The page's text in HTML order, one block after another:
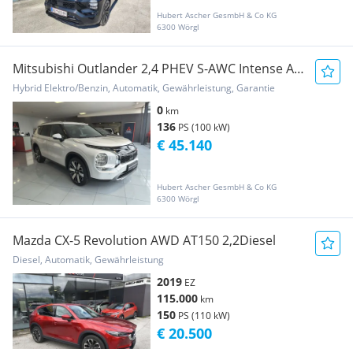
Hubert Ascher GesmbH & Co KG
6300 Wörgl
Mitsubishi Outlander 2,4 PHEV S-AWC Intense AT
25
Hybrid Elektro/Benzin, Automatik, Gewährleistung, Garantie
0 km
136 PS (100 kW)
Hubert Ascher GesmbH & Co KG
6300 Wörgl
€ 45.140
Mazda CX-5 Revolution AWD AT150 2,2Diesel
Diesel, Automatik, Gewährleistung
2019 EZ
115.000 km
150 PS (110 kW)
€ 20.500